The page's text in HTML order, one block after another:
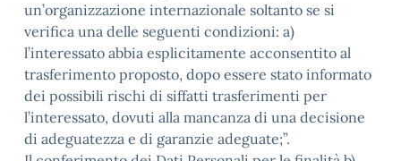
un’organizzazione internazionale soltanto se si
verifica una delle seguenti condizioni: a)
l’interessato abbia esplicitamente acconsentito al
trasferimento proposto, dopo essere stato informato
dei possibili rischi di siffatti trasferimenti per
l’interessato, dovuti alla mancanza di una decisione
di adeguatezza e di garanzie adeguate;”.